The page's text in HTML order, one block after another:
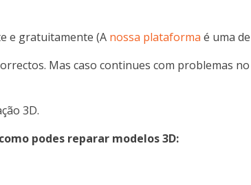
e gratuitamente (A nossa plataforma é uma
Mas caso continues com problemas
3D.
podes reparar modelos 3D: